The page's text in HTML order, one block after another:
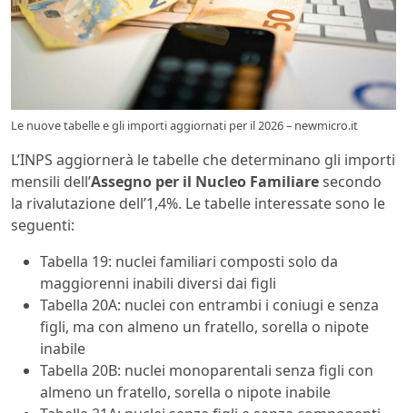
Le nuove tabelle e gli importi aggiornati per il 2026 – newmicro.it
L’INPS aggiornerà le tabelle che determinano gli importi
mensili dell’Assegno per il Nucleo Familiaresecondo
la rivalutazione dell’1,4%. Le tabelle interessate sono le
seguenti:
Tabella 19: nuclei familiari composti solo da
maggiorenni inabili diversi dai figli
Tabella 20A: nuclei con entrambi i coniugi e senza
figli, ma con almeno un fratello, sorella o nipote
inabile
Tabella 20B: nuclei monoparentali senza figli con
almeno un fratello, sorella o nipote inabile